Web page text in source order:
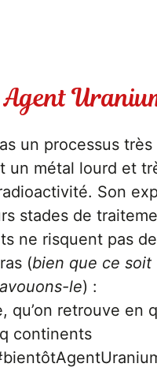
un processus très
un métal lourd et
Son
stades de
ne risquent pas
(bien que ce soit
le) :
qu’on retrouve en
continents